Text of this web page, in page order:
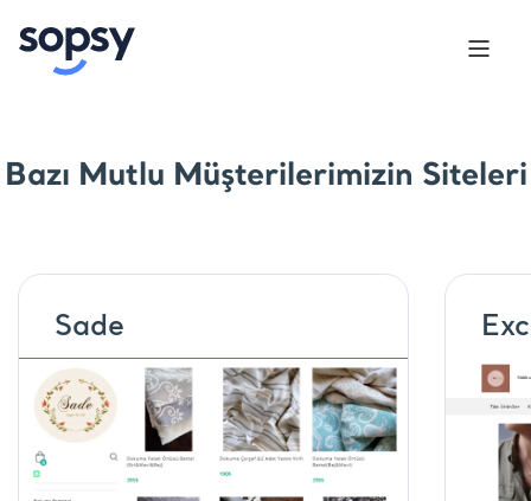
Bazı Mutlu Müşterilerimizin Siteleri
Sade